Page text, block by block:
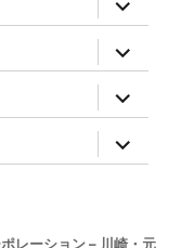
child
menu
expand
child
menu
expand
child
menu
expand
child
menu
レーション – 川崎・元